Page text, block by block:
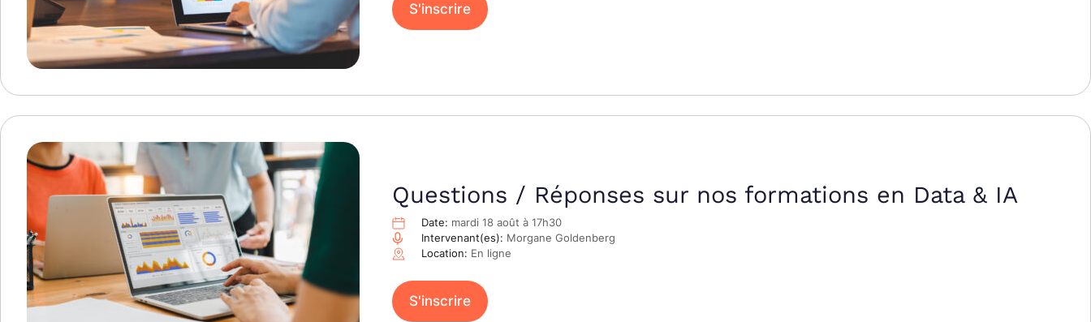
S'inscrire
Questions / Réponses sur nos formations en Data & IA
Date: mardi 18 août à 17h30
Intervenant(es): Morgane Goldenberg
Location: En ligne
S'inscrire